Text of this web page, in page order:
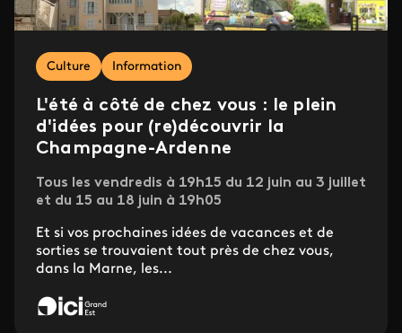
Culture Information
L'été à côté de chez vous : le plein
d'idées pour (re)découvrir la
Champagne-Ardenne
Tous les vendredis à 19h15 du 12 juin au 3 juillet
et du 15 au 18 juin à 19h05
Et si vos prochaines idées de vacances et de
sorties se trouvaient tout près de chez vous,
dans la Marne, les...